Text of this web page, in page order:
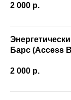
2 000 р.
Барс (Access
2 000 р.